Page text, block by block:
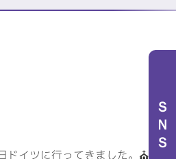
ＳＮＳ
ドイツに行ってきました。⛪